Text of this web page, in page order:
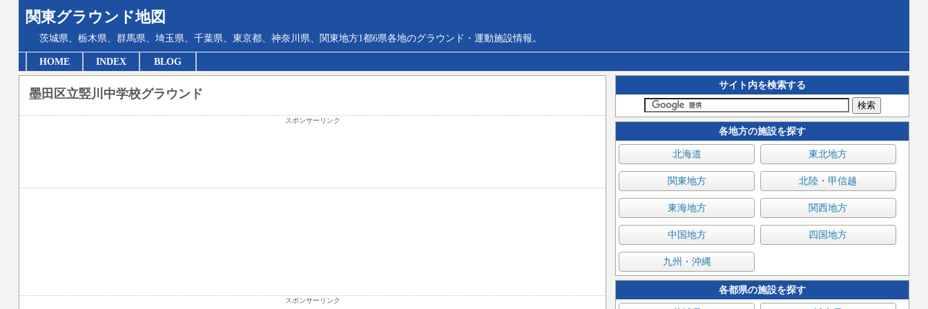
関東グラウンド地図
茨城県、栃木県、群馬県、埼玉県、千葉県、東京都、神奈川県、関東地方1都6県各地のグラウンド・運動施設情報。
HOME INDEX BLOG
サイト内を検索する
各地方の施設を探す
北海道 東北地方
関東地方 北陸・甲信越
東海地方 関西地方
中国地方 四国地方
九州・沖縄
各都県の施設を探す
墨田区立竪川中学校グラウンド
スポンサーリンク
スポンサーリンク